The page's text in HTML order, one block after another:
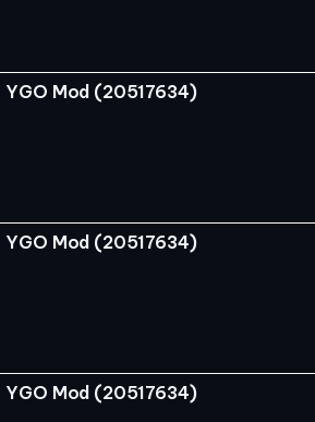
YGO Mod (20517634)
YGO Mod (20517634)
YGO Mod (20517634)